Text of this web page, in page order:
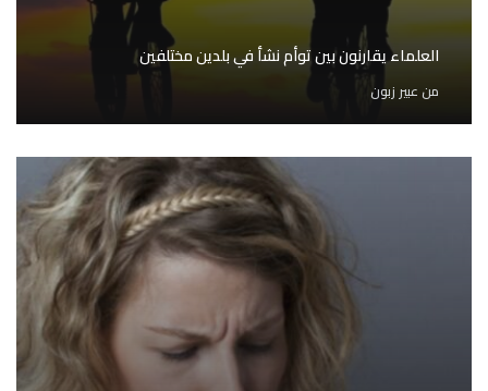
العلماء يقارنون بين توأم نشأ في بلدين مختلفين
من عبير زبون